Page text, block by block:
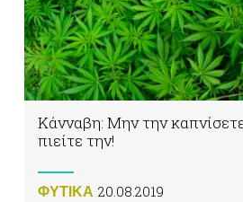
Κάνναβη: Μην την
πιείτε την!
ΦΥΤΙΚA 20.08.2019